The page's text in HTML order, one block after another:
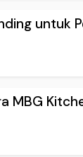
untuk
MBG